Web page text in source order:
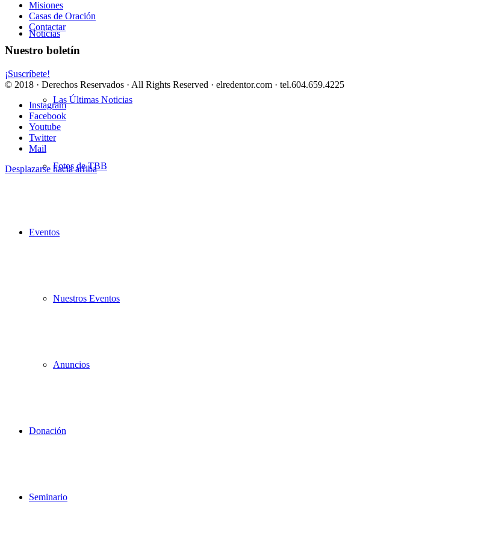
Noticias
Las Últimas Noticias
Fotos de TBB
Eventos
Nuestros Eventos
Anuncios
Donación
Seminario
Misiones
Casas de Oración
Contactar
Nuestro boletín
¡Suscríbete!
© 2018 · Derechos Reservados · All Rights Reserved · elredentor.com · tel.604.659.4225
Instagram
Facebook
Youtube
Twitter
Mail
Desplazarse hacia arriba